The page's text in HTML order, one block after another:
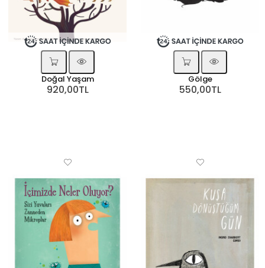
Doğal Yaşam
920,00TL
Gölge
550,00TL